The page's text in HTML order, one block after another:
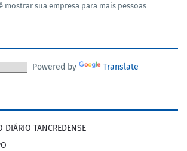
mostrar sua empresa para mais pessoas
Powered by Translate
DIÁRIO TANCREDENSE